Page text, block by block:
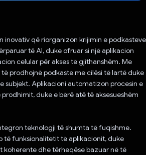
inovativ që riorganizon krijimin e podkasteve
të AI, duke ofruar si një aplikacion
celular për akses të gjithanshëm. Me
prodhojnë podkaste me cilësi të lartë duke
subjekt. Aplikacioni automatizon procesin e
duke e bërë atë të aksesueshëm
teknologji të shumta të fuqishme.
të funksionalitetit të aplikacionit, duke
koherente dhe tërheqëse bazuar në të